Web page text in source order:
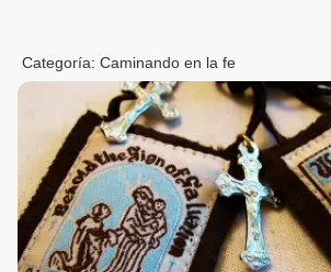
Categoría:Caminando en la fe